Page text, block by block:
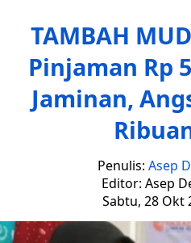
TAMBAH
Pinjaman Rp
Jaminan,
Penulis: Asep
Editor: Asep
Sabtu, 28 Okt